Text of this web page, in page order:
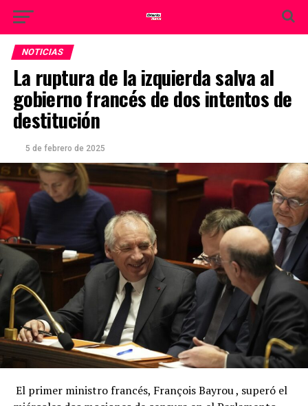
NOTICIAS
La ruptura de la izquierda salva al
gobierno francés de dos intentos de
destitución
5 de febrero de 2025
El primer ministro francés, François Bayrou , superó el